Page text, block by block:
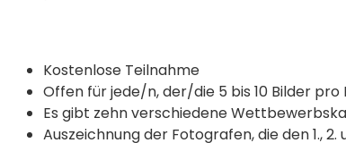
Kostenlose Teilnahme
Offen für jede/n, der/die 5 bis 10 Bilder
Es gibt zehn verschiedene
Auszeichnung der Fotografen, die den 1.,